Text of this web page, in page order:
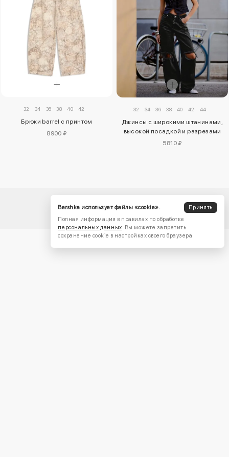
32 34 36 38 40 42
Брюки barrel с принтом
8900 ₽
32 34 36 38 40 42 44
Джинсы с широкими штанинами,
высокой посадкой и разрезами
5810 ₽
Bershka использует файлы «cookie».
Принять
Полная информация в правилах по обработке
персональных данных. Вы можете запретить
сохранение cookie в настройках своего браузера